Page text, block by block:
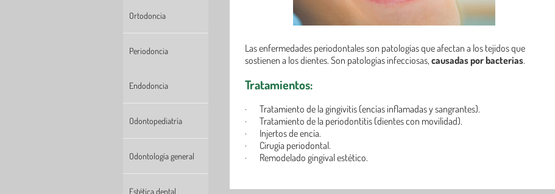
Ortodoncia
Periodoncia
Endodoncia
Odontopediatría
Odontología general
Estética dental
Las enfermedades periodontales son patologías que afectan a los tejidos que
sostienen a los dientes. Son patologías infecciosas, causadas por bacterias.
Tratamientos:
·
Tratamiento de la gingivitis (encías inflamadas y sangrantes).
·
Tratamiento de la periodontitis (dientes con movilidad).
·
Injertos de encía.
·
Cirugía periodontal.
·
Remodelado gingival estético.